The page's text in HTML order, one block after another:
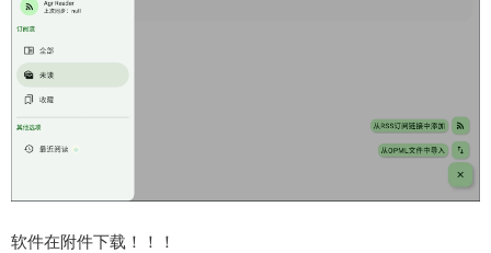
软件在附件下载！！！